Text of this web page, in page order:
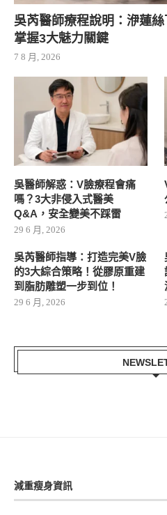
吳芮醫師療程說明：洢蓮
掌握3大魅力關鍵
7 8 月, 2026
吳醫師解惑：V臉療程會痛
嗎？3大非侵入式醫美
Q&A，安全變美不踩雷
29 6 月, 2026
吳芮醫師指導：打造完美V臉
的3大綜合策略！從膠原重建
到脂肪雕塑一步到位！
29 6 月, 2026
減重瘦身資訊